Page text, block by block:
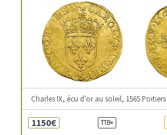
Charles IX, écu d’or au soleil, 1565 Poitiers
1150€ TTB+